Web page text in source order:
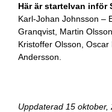
Här är startelvan inför
Karl-Johan Johnsson –
Granqvist, Martin
Kristoffer Olsson,
Andersson.
Uppdaterad 15 oktober,